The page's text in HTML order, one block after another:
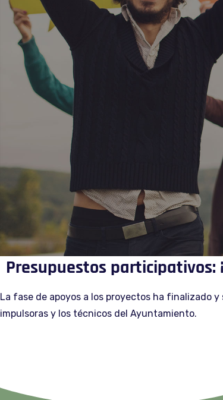
Presupuestos participativos:
La fase de apoyos a los proyectos ha finalizado
impulsoras y los técnicos del Ayuntamiento.